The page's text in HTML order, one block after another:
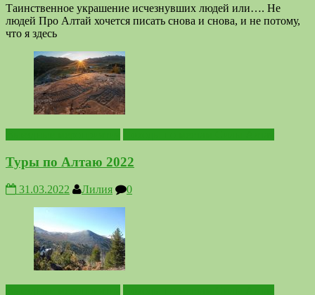
Таинственное украшение исчезнувших людей или…. Не
людей Про Алтай хочется писать снова и снова, и не потому,
что я здесь
Туры по Алтаю 2022
31.03.2022 Лилия 0